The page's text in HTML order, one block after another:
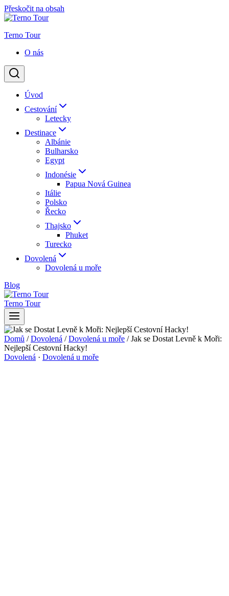
Přeskočit na obsah
Terno Tour
O nás
Úvod
Cestování
Letecky
Destinace
Albánie
Bulharsko
Egypt
Indonésie
Papua Nová Guinea
Itálie
Polsko
Řecko
Thajsko
Phuket
Turecko
Dovolená
Dovolená u moře
Blog
Terno Tour
Domů / Dovolená / Dovolená u moře / Jak se Dostat Levně k Moři:
Nejlepší Cestovní Hacky!
Dovolená · Dovolená u moře